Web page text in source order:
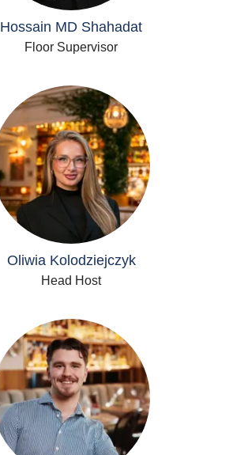
Hossain MD Shahadat
Floor Supervisor
Oliwia Kolodziejczyk
Head Host